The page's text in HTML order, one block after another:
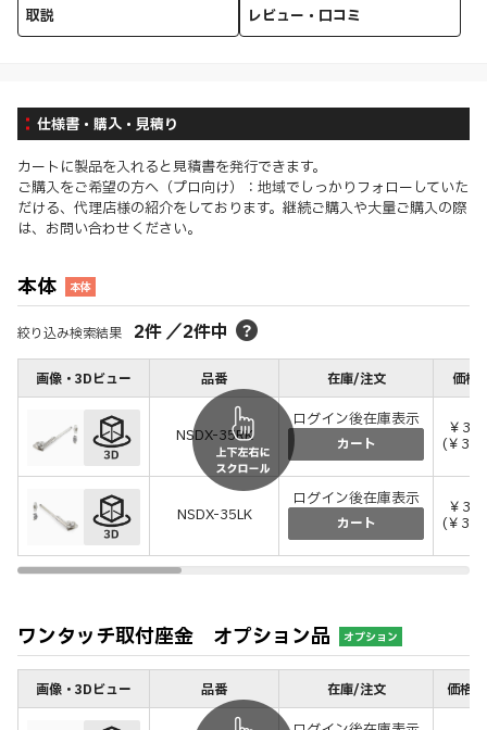
取説
レビュー・口コミ
仕様書・購入・見積り
カートに製品を入れると見積書を発行できます。
ご購入をご希望の方へ（プロ向け）：地域でしっかりフォローしていた
だける、代理店様の紹介をしております。継続ご購入や大量ご購入の際
は、お問い合わせください。
本体 本体
絞り込み検索結果 2件／2件中
画像・3Dビュー 品番 在庫/注文 価格(
NSDX-35RK
ログイン後在庫表示
カート
￥
(￥
NSDX-35LK
ログイン後在庫表示
カート
￥
(￥
ワンタッチ取付座金 オプション品 オプション
画像・3Dビュー 品番 在庫/注文 価格(